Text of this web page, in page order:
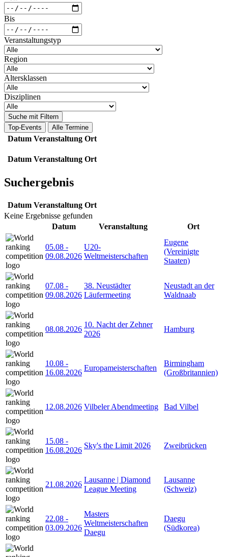
Bis
Veranstaltungstyp
Region
Altersklassen
Disziplinen
Suche mit Filtern
Top-Events
Alle Termine
Datum Veranstaltung Ort
Datum Veranstaltung Ort
Suchergebnis
Datum Veranstaltung Ort
Keine Ergebnisse gefunden
Datum
Veranstaltung Ort
05.08 -
09.08.2026
U20-
Weltmeisterschaften
Eugene
(Vereinigte
Staaten)
07.08 -
09.08.2026
38. Neustädter
Läufermeeting
Neustadt an der
Waldnaab
08.08.2026
10. Nacht der Zehner
2026
Hamburg
10.08 -
16.08.2026
Europameisterschaften
Birmingham
(Großbritannien)
12.08.2026 Vilbeler Abendmeeting Bad Vilbel
15.08 -
16.08.2026
Sky's the Limit 2026 Zweibrücken
21.08.2026
Lausanne | Diamond
League Meeting
Lausanne
(Schweiz)
22.08 -
03.09.2026
Masters
Weltmeisterschaften
Daegu
Daegu
(Südkorea)